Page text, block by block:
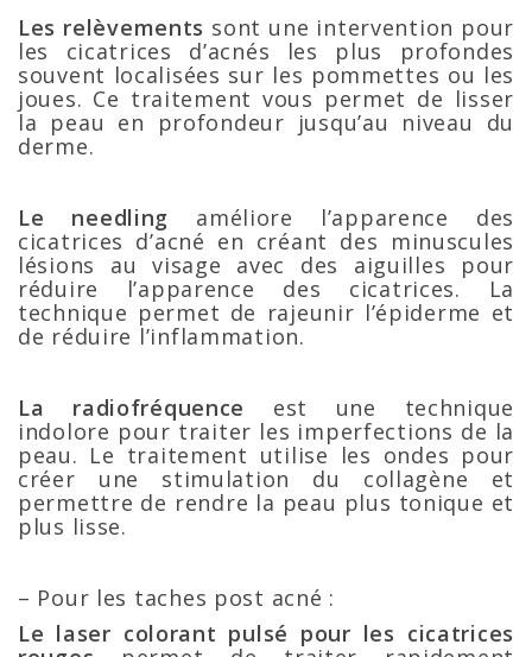
Les relèvements sont une intervention pour
les cicatrices d’acnés les plus profondes
souvent localisées sur les pommettes ou les
joues. Ce traitement vous permet de lisser
la peau en profondeur jusqu’au niveau du
derme.
Le needling améliore l’apparence des
cicatrices d’acné en créant des minuscules
lésions au visage avec des aiguilles pour
réduire l’apparence des cicatrices. La
technique permet de rajeunir l’épiderme et
de réduire l’inflammation.
La radiofréquence est une technique
indolore pour traiter les imperfections de la
peau. Le traitement utilise les ondes pour
créer une stimulation du collagène et
permettre de rendre la peau plus tonique et
plus lisse.
– Pour les taches post acné :
Le laser colorant pulsé pour les cicatrices